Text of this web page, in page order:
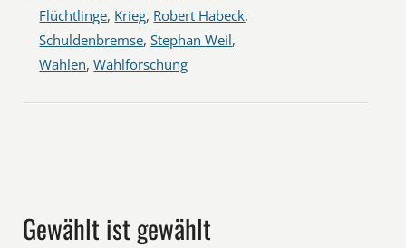
Flüchtlinge, Krieg, Robert Habeck,
Schuldenbremse,Stephan Weil,
Wahlen,Wahlforschung
Gewählt ist gewählt